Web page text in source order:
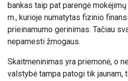
bankas taip pat parengė
m., kurioje numatytas fizinio
prieinamumo gerinimas. Tačiau
nepamesti žmogaus.
Skaitmeninimas yra priemonė, o
valstybė tampa patogi tik